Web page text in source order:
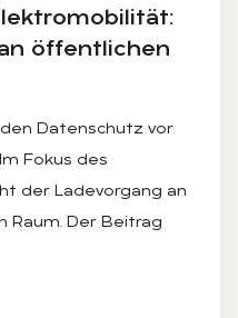
öf­fent­li­chen
Datenschutz vor
Fokus des
der Ladevorgang an
Raum. Der Beitrag